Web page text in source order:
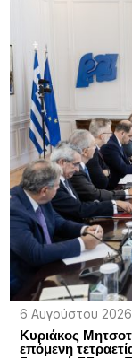
6 Αυγούστου
Κυριάκος
επόμενη